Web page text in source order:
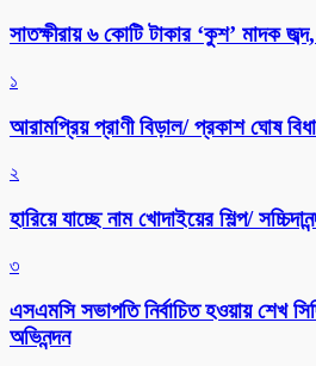
সাতক্ষীরায় ৬ কোটি টাকার ‘কুশ’ মাদক
১
আরামপ্রিয় প্রাণী বিড়াল/ প্রকাশ ঘোষ
২
হারিয়ে যাচ্ছে নাম খোদাইয়ের শিল্প/
৩
এসএমসি সভাপতি নির্বাচিত হওয়ায় শেখ
অভিনন্দন